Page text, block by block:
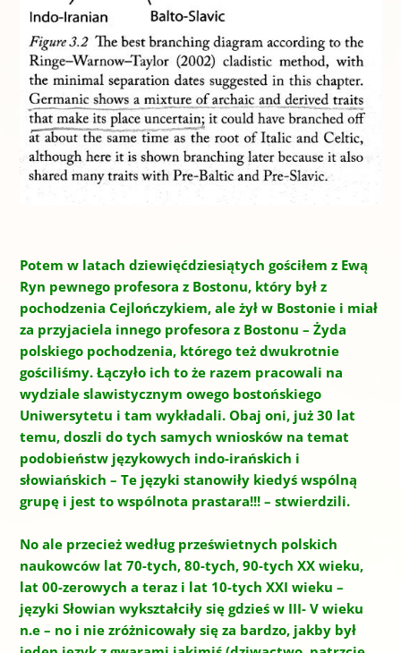
Potem w latach dziewięćdziesiątych gościłem z Ewą
Ryn pewnego profesora z Bostonu, który był z
pochodzenia Cejlończykiem, ale żył w Bostonie i miał
za przyjaciela innego profesora z Bostonu – Żyda
polskiego pochodzenia, którego też dwukrotnie
gościliśmy. Łączyło ich to że razem pracowali na
wydziale slawistycznym owego bostońskiego
Uniwersytetu i tam wykładali. Obaj oni, już 30 lat
temu, doszli do tych samych wniosków na temat
podobieństw językowych indo-irańskich i
słowiańskich – Te języki stanowiły kiedyś wspólną
grupę i jest to wspólnota prastara!!! – stwierdzili.
No ale przecież według prześwietnych polskich
naukowców lat 70-tych, 80-tych, 90-tych XX wieku,
lat 00-zerowych a teraz i lat 10-tych XXI wieku –
języki Słowian wykształciły się gdzieś w III- V wieku
n.e – no i nie zróżnicowały się za bardzo, jakby był